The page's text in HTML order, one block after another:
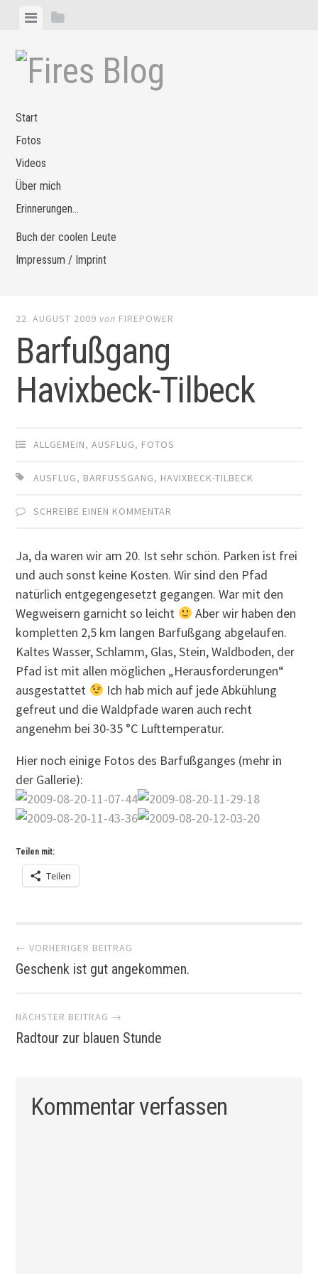
Zum
springen
MenüSeitenleiste
Start
Fotos
Videos
Über mich
Erinnerungen…
Buch der coolen Leute
Impressum / Imprint
22. AUGUST 2009 von FIREPOWER
Barfußgang
Havixbeck-Tilbeck
ALLGEMEIN,AUSFLUG, FOTOS
AUSFLUG, BARFUSSGANG , HAVIXBECK-TILBECK
SCHREIBE EINEN KOMMENTAR
Ja, da waren wir am 20. Ist sehr schön. Parken ist frei
und auch sonst keine Kosten. Wir sind den Pfad
natürlich entgegengesetzt gegangen. War mit den
Wegweisern garnicht so leicht
Aber wir haben den
kompletten 2,5 km langen Barfußgang abgelaufen.
Kaltes Wasser, Schlamm, Glas, Stein, Waldboden, der
Pfad ist mit allen möglichen „Herausforderungen“
ausgestattet
Ich hab mich auf jede Abkühlung
gefreut und die Waldpfade waren auch recht
angenehm bei 30-35 °C Lufttemperatur.
Hier noch einige Fotos des Barfußganges (mehr in
der Gallerie):
Teilen mit:
Teilen
Artikel-
Navigation
← VORHERIGER BEITRAG
Geschenk ist gut angekommen.
NÄCHSTER BEITRAG →
Radtour zur blauen Stunde
Kommentar verfassen